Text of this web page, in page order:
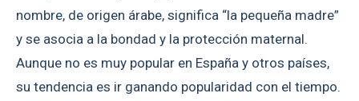
nombre, de origen árabe, significa “la pequeña madre”
y se asocia a la bondad y la protección maternal.
Aunque no es muy popular en España y otros países,
su tendencia es ir ganando popularidad con el tiempo.